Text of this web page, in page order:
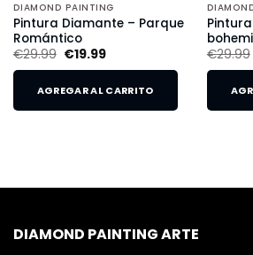
DIAMOND PAINTING
Pintura Diamante – Parque
Romántico
€29.99 €19.99
AGREGAR AL CARRITO
€29.99
DIAMOND PAINTING ARTE